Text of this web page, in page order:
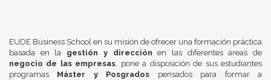
EUDE Business School en su misión de ofrecer una formación práctica
basada en la gestión y dirección en las diferentes áreas de
negocio de las empresas, pone a disposición de sus estudiantes
programas Máster y Posgrados pensados para formar a